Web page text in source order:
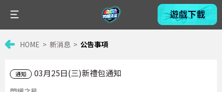
HOME 新消息 公告事項
通知 03月25日(三)新禮包通知